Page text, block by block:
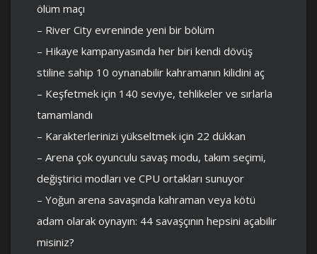
ölüm maçı
– River City evreninde yeni bir bölüm
– Hikaye kampanyasında her biri kendi dövüş
stiline sahip 10 oynanabilir kahramanın kilidini aç
– Keşfetmek için 140 seviye, tehlikeler ve sırlarla
tamamlandı
– Karakterlerinizi yükseltmek için 22 dükkan
– Arena çok oyunculu savaş modu, takım seçimi,
değiştirici modları ve CPU ortakları sunuyor
– Yoğun arena savaşında kahraman veya kötü
adam olarak oynayın: 44 savaşçının hepsini açabilir
misiniz?